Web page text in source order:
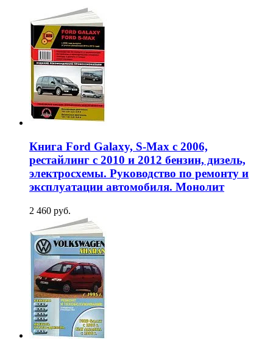
Книга Ford Galaxy, S-Max с 2006,
рестайлинг с 2010 и 2012 бензин, дизель,
электросхемы. Руководство по ремонту и
эксплуатации автомобиля. Монолит
2 460 руб.